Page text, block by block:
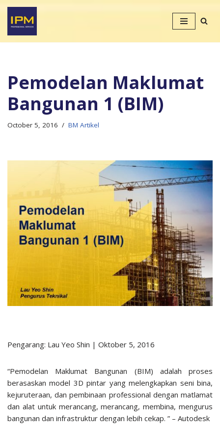
Skip
to
Pemodelan Maklumat
Bangunan 1 (BIM)
October 5, 2016 BM Artikel
Pengarang: Lau Yeo Shin | Oktober 5, 2016
“Pemodelan Maklumat Bangunan (BIM) adalah proses
berasaskan model 3D pintar yang melengkapkan seni bina,
kejuruteraan, dan pembinaan professional dengan matlamat
dan alat untuk merancang, merancang, membina, mengurus
bangunan dan infrastruktur dengan lebih cekap. ” – Autodesk